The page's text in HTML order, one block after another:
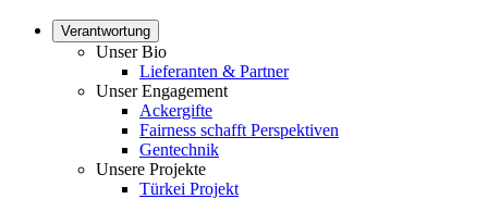
Verantwortung
Unser Bio
Lieferanten & Partner
Unser Engagement
Ackergifte
Fairness schafft Perspektiven
Gentechnik
Unsere Projekte
Türkei Projekt